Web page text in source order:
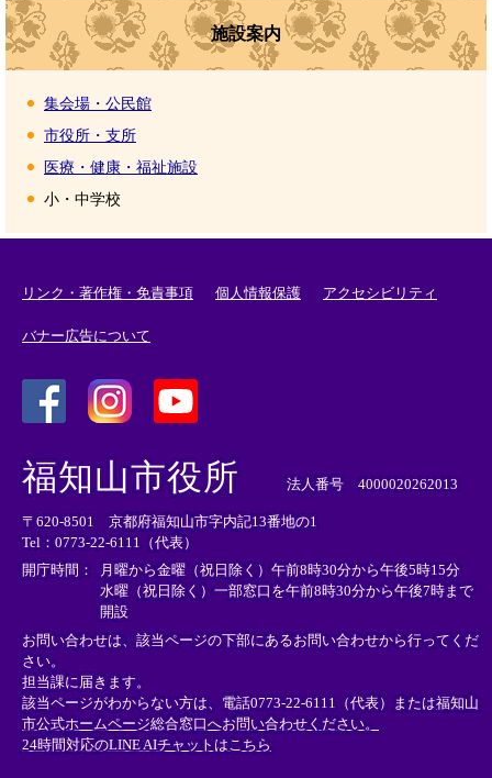
施設案内
集会場・公民館
市役所・支所
医療・健康・福祉施設
小・中学校
リンク・著作権・免責事項 個人情報保護 アクセシビリティ
バナー広告について
外
部
リ
ン
ク
＞
外
リ
ン
ク
＞
外
部
ン
ク
＞
福知山市役所 法人番号 4000020262013
〒620-8501 京都府福知山市字内記13番地の1
Tel：0773-22-6111（代表）
開庁時間：
月曜から金曜（祝日除く）午前8時30分から午後5時15分
水曜（祝日除く）一部窓口を午前8時30分から午後7時まで
開設
お問い合わせは、該当ページの下部にあるお問い合わせから行ってくだ
さい。
担当課に届きます。
該当ページがわからない方は、電話0773-22-6111（代表）または福知山
市公式ホームページ総合窓口へお問い合わせください。
24時間対応のLINE AIチャットはこちら